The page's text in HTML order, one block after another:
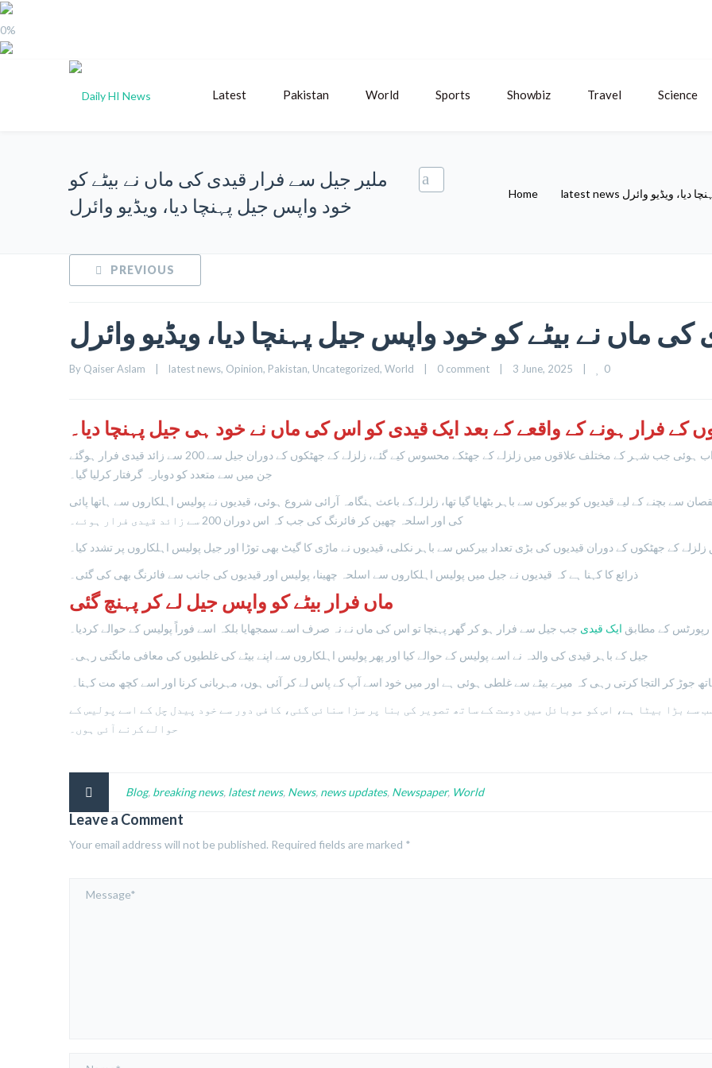
0%
Latest Pakistan World Sports Showbiz Travel Science
ملیر جیل سے فرار قیدی کی ماں نے بیٹے کو
خود واپس جیل پہنچا دیا، ویڈیو وائرل
Home latest news دیا، ویڈیو وائرل
PREVIOUS
ماں نے بیٹے کو خود واپس جیل پہنچا دیا، ویڈیو وائرل
By Qaiser Aslam latest news, Opinion, Pakistan, Uncategorized, World 0 comment 3 June, 2025 0
کے فرار ہونے کے واقعے کے بعد ایک قیدی کو اس کی ماں نے خود ہی جیل پہنچا دیا۔
پیر کی رات کراچی کی ملیر جیل میں صورتحال اس وقت خراب ہوئی جب شہر کے مختلف علاقوں میں زلزلے کے جھٹکے محسوس کیے گئے، زلزلے کے جھٹکوں کے دوران جیل سے 200 سے زائد قیدی فرار ہوگئے
جن میں سے متعدد کو دوبارہ گرفتار کرلیا گیا۔
سے بچنے کے لیے قیدیوں کو بیرکوں سے باہر بٹھایا گیا تھا، زلزلےکے باعث ہنگامہ آرائی شروع ہوئی، قیدیوں نے پولیس اہلکاروں سے ہاتھا پائی
کی اور اسلحہ چھین کر فائرنگ کی جب کہ اس دوران 200 سے زائد قیدی فرار ہوئے۔
کے جھٹکوں کے دوران قیدیوں کی بڑی تعداد بیرکس سے باہر نکلی، قیدیوں نے ماڑی کا گیٹ بھی توڑا اور جیل پولیس اہلکاروں پر تشدد کیا۔
ذرائع کا کہنا ہے کہ قیدیوں نے جیل میں پولیس اہلکاروں سے اسلحہ چھینا، پولیس اور قیدیوں کی جانب سے فائرنگ بھی کی گئی۔
ماں فرار بیٹے کو واپس جیل لے کر پہنچ گئی
رپورٹس کے مطابق ایک قیدی جب جیل سے فرار ہو کر گھر پہنچا تو اس کی ماں نے نہ صرف اسے سمجھایا بلکہ اسے فوراً پولیس کے حوالے کردیا۔
جیل کے باہر قیدی کی والدہ نے اسے پولیس کے حوالے کیا اور پھر پولیس اہلکاروں سے اپنے بیٹے کی غلطیوں کی معافی مانگتی رہی۔
جوڑ کر التجا کرتی رہی کہ میرے بیٹے سے غلطی ہوئی ہے اور میں خود اسے آپ کے پاس لے کر آئی ہوں، مہربانی کرنا اور اسے کچھ مت کہنا۔
سے بڑا بیٹا ہے، اس کو موبائل میں دوست کے ساتھ تصویر کی بنا پر سزا سنائی گئی، کافی دور سے خود پیدل چل کے اسے پولیس کے
حوالے کرنے آئی ہوں۔
Blog, breaking news, latest news, News, news updates, Newspaper, World
Leave a Comment
Your email address will not be published. Required fields are marked *